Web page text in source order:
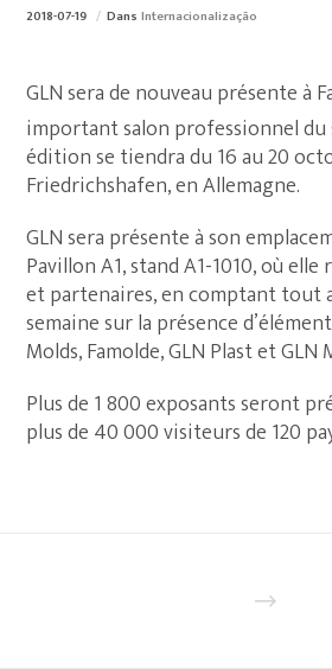
2018-07-19 DansInternacionalização
GLN sera de nouveau présente à
important salon professionnel du
édition se tiendra du 16 au 20
Friedrichshafen, en Allemagne.
GLN sera présente à son
Pavillon A1, stand A1-1010, où
et partenaires, en comptant tout
semaine sur la présence
Molds, Famolde, GLN Plast et GLN
Plus de 1 800 exposants seront
plus de 40 000 visiteurs de 120